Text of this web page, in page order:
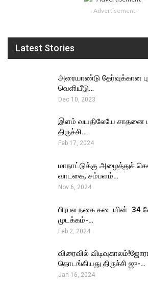
- Advertisement -
Latest Stories
அரையாண்டு தேர்வுக்கான
வெளியீடு…
Dec 10, 2023
இளம் வயதிலேயே சாதனை
திருச்சி…
Feb 17, 2024
மாநாட்டுக்கு அழைத்துச்
வாடகை, சம்பளம்…
Nov 6, 2024
பிரபல நகை கடையின் ₹ 34
முடக்கம்-…
Feb 2, 2024
விரைவில்
தொடங்கியது திருச்சி ஜு-…
Jan 16, 2024